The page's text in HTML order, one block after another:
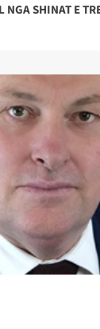
NGA SHINAT E